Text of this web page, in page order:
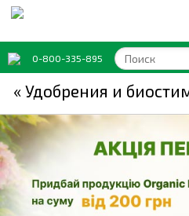
0-800-335-895
« Удобрения и